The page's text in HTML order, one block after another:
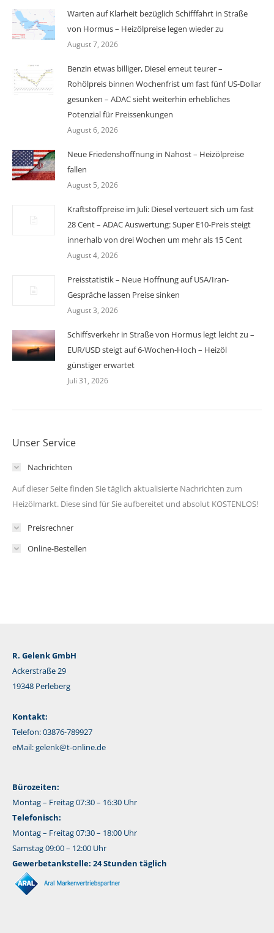
Warten auf Klarheit bezüglich Schifffahrt in Straße
von Hormus – Heizölpreise legen wieder zu
August 7, 2026
Benzin etwas billiger, Diesel erneut teurer –
Rohölpreis binnen Wochenfrist um fast fünf US-Dollar
gesunken – ADAC sieht weiterhin erhebliches
Potenzial für Preissenkungen
August 6, 2026
Neue Friedenshoffnung in Nahost – Heizölpreise
fallen
August 5, 2026
Kraftstoffpreise im Juli: Diesel verteuert sich um fast
28 Cent – ADAC Auswertung: Super E10-Preis steigt
innerhalb von drei Wochen um mehr als 15 Cent
August 4, 2026
Preisstatistik – Neue Hoffnung auf USA/Iran-
Gespräche lassen Preise sinken
August 3, 2026
Schiffsverkehr in Straße von Hormus legt leicht zu –
EUR/USD steigt auf 6-Wochen-Hoch – Heizöl
günstiger erwartet
Juli 31, 2026
Unser Service
Nachrichten
Auf dieser Seite finden Sie täglich aktualisierte Nachrichten zum
Heizölmarkt. Diese sind für Sie aufbereitet und absolut KOSTENLOS!
Preisrechner
Online-Bestellen
R. Gelenk GmbH
Ackerstraße 29
19348 Perleberg
Kontakt:
Telefon: 03876-789927
eMail:gelenk@t-online.de
Bürozeiten:
Montag – Freitag 07:30 – 16:30 Uhr
Telefonisch:
Montag – Freitag 07:30 – 18:00 Uhr
Samstag 09:00 – 12:00 Uhr
Gewerbetankstelle: 24 Stunden täglich